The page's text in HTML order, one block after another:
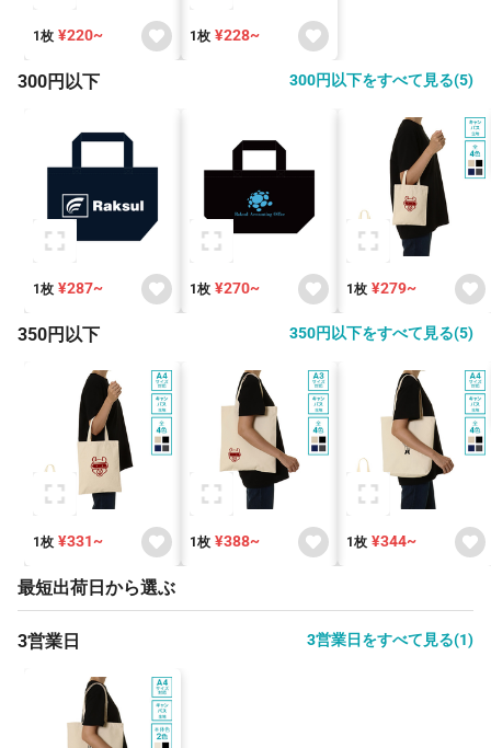
1枚 ¥220~ 1枚 ¥228~
300円以下 300円以下をすべて見る(5)
1枚 ¥287~ 1枚 ¥270~ 1枚 ¥279~
350円以下 350円以下をすべて見る(5)
1枚 ¥331~ 1枚 ¥388~ 1枚 ¥344~
最短出荷日から選ぶ
3営業日 3営業日をすべて見る(1)